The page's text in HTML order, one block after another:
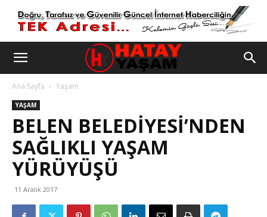
Ana Sayfa Yaşam
YAŞAM
BELEN BELEDIYESI’NDEN
SAĞLIKLI YAŞAM
YÜRÜYÜŞÜ
11 Aralık 2017